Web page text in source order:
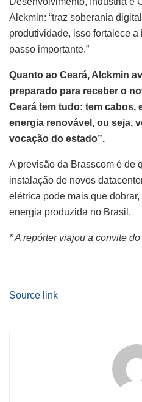
Alckmin: “traz soberania
produtividade, isso fortalece
passo importante.”
Quanto ao Ceará, Alckmin
preparado para receber o
Ceará tem tudo: tem cabos,
energia renovável, ou seja,
vocação do estado”.
A previsão da Brasscom é de
instalação de novos
elétrica pode mais que
energia produzida no Brasil.
* A repórter viajou a convite
Source link